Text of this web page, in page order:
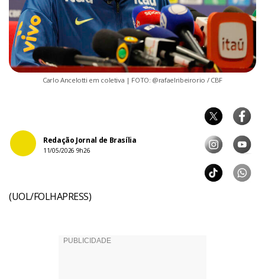
Carlo Ancelotti em coletiva | FOTO: @rafaelribeirorio / CBF
Redação Jornal de Brasília
11/05/2026 9h26
(UOL/FOLHAPRESS)